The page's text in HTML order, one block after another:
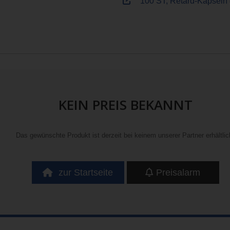
KEIN PREIS BEKANNT
Das gewünschte Produkt ist derzeit bei keinem unserer Partner
zur Startseite Preisalarm